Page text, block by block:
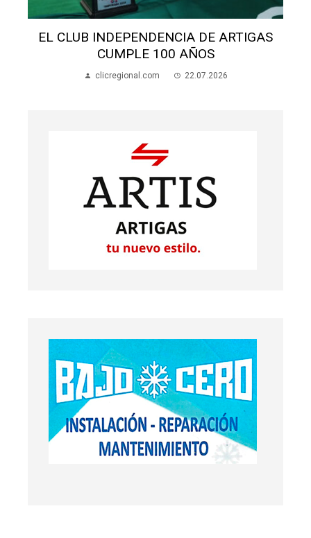
EL CLUB INDEPENDENCIA DE ARTIGAS
CUMPLE 100 AÑOS
clicregional.com 22.07.2026